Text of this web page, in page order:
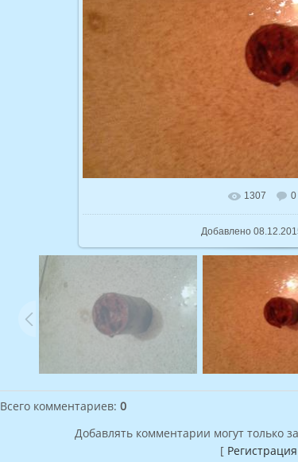
В реальном размере
1307 0
Добавлено
Всего комментариев: 0
Добавлять комментарии могут только
[ Регистрация